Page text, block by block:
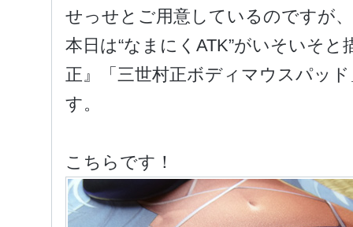
せっせとご用意しているのですが
本日は“なまにくATK”がいそいそ
正』「三世村正ボディマウスパッ
す。
こちらです！